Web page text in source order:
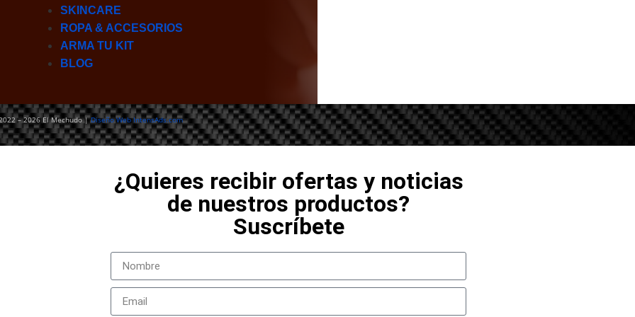
SKINCARE
ROPA & ACCESORIOS
ARMA TU KIT
BLOG
– 2026 El Mechudo |Diseño Web IntensAds.com
¿Quieres recibir ofertas y noticias
de nuestros productos?
Suscríbete